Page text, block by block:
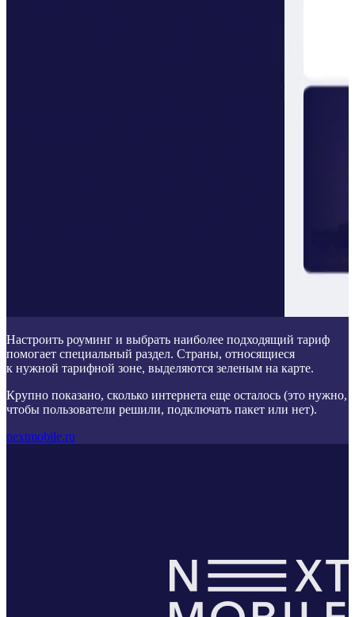
Настроить роуминг и выбрать наиболее подходящий тариф
помогает специальный раздел. Страны, относящиеся
к нужной тарифной зоне, выделяются зеленым на карте.
Крупно показано, сколько интернета еще осталось (это нужно,
чтобы пользователи решили, подключать пакет или нет).
nextmobile.ru